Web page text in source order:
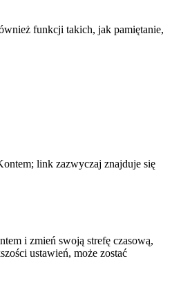
funkcji takich, jak pamiętanie,
link zazwyczaj znajduje się
i zmień swoją strefę czasową,
ustawień, może zostać